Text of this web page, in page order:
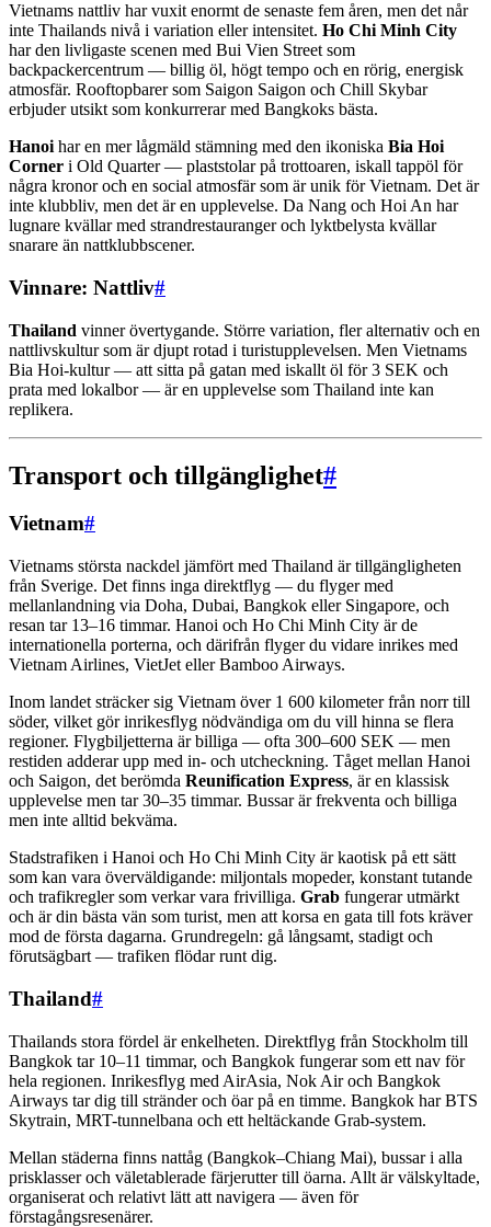
Vietnams nattliv har vuxit enormt de senaste fem åren, men det når
inte Thailands nivå i variation eller intensitet. Ho Chi Minh City
har den livligaste scenen med Bui Vien Street som
backpackercentrum — billig öl, högt tempo och en rörig, energisk
atmosfär. Rooftopbarer som Saigon Saigon och Chill Skybar
erbjuder utsikt som konkurrerar med Bangkoks bästa.
Hanoi har en mer lågmäld stämning med den ikoniska Bia Hoi
Corner i Old Quarter — plaststolar på trottoaren, iskall tappöl för
några kronor och en social atmosfär som är unik för Vietnam. Det är
inte klubbliv, men det är en upplevelse. Da Nang och Hoi An har
lugnare kvällar med strandrestauranger och lyktbelysta kvällar
snarare än nattklubbscener.
Vinnare: Nattliv#
Thailand vinner övertygande. Större variation, fler alternativ och en
nattlivskultur som är djupt rotad i turistupplevelsen. Men Vietnams
Bia Hoi-kultur — att sitta på gatan med iskallt öl för 3 SEK och
prata med lokalbor — är en upplevelse som Thailand inte kan
replikera.
Transport och tillgänglighet#
Vietnam#
Vietnams största nackdel jämfört med Thailand är tillgängligheten
från Sverige. Det finns inga direktflyg — du flyger med
mellanlandning via Doha, Dubai, Bangkok eller Singapore, och
resan tar 13–16 timmar. Hanoi och Ho Chi Minh City är de
internationella porterna, och därifrån flyger du vidare inrikes med
Vietnam Airlines, VietJet eller Bamboo Airways.
Inom landet sträcker sig Vietnam över 1 600 kilometer från norr till
söder, vilket gör inrikesflyg nödvändiga om du vill hinna se flera
regioner. Flygbiljetterna är billiga — ofta 300–600 SEK — men
restiden adderar upp med in- och utcheckning. Tåget mellan Hanoi
och Saigon, det berömda Reunification Express, är en klassisk
upplevelse men tar 30–35 timmar. Bussar är frekventa och billiga
men inte alltid bekväma.
Stadstrafiken i Hanoi och Ho Chi Minh City är kaotisk på ett sätt
som kan vara överväldigande: miljontals mopeder, konstant tutande
och trafikregler som verkar vara frivilliga. Grab fungerar utmärkt
och är din bästa vän som turist, men att korsa en gata till fots kräver
mod de första dagarna. Grundregeln: gå långsamt, stadigt och
förutsägbart — trafiken flödar runt dig.
Thailand#
Thailands stora fördel är enkelheten. Direktflyg från Stockholm till
Bangkok tar 10–11 timmar, och Bangkok fungerar som ett nav för
hela regionen. Inrikesflyg med AirAsia, Nok Air och Bangkok
Airways tar dig till stränder och öar på en timme. Bangkok har BTS
Skytrain, MRT-tunnelbana och ett heltäckande Grab-system.
Mellan städerna finns nattåg (Bangkok–Chiang Mai), bussar i alla
prisklasser och väletablerade färjerutter till öarna. Allt är välskyltade,
organiserat och relativt lätt att navigera — även för
förstagångsresenärer.